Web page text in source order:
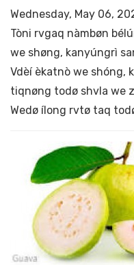
Wednesday, May 06,
Tòni rvgaq nàmbøn
we shøng, kanyúngrì
Vdèí èkatnò we shóng,
tiqnøng todø shvla we
Wedø ílong rvtø taq